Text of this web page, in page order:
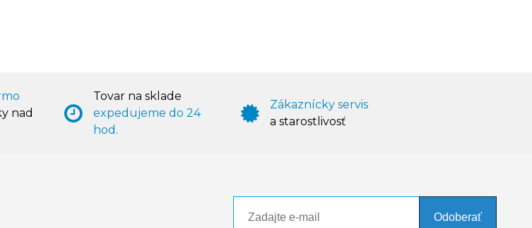
nad
Tovar na sklade
expedujeme do 24
hod.
Zákaznícky servis
a starostlivosť
Odoberať